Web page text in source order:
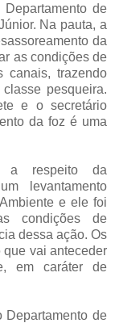
de
Na pauta, a
da
as condições de
canais, trazendo
pesqueira.
e o secretário
da foz é uma
a respeito da
levantamento
e ele foi
condições de
dessa ação. Os
vai anteceder
em caráter de
Departamento de